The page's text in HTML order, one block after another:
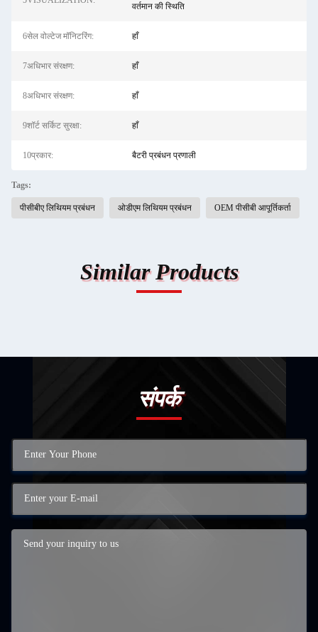
वर्तमान की स्थिति
6सेल वोल्टेज मॉनिटरिंग: हाँ
7अधिभार संरक्षण: हाँ
8अधिभार संरक्षण: हाँ
9शॉर्ट सर्किट सुरक्षा: हाँ
10प्रकार: बैटरी प्रबंधन प्रणाली
Tags:
पीसीबीए लिथियम प्रबंधन ओडीएम लिथियम प्रबंधन OEM पीसीबी आपूर्तिकर्ता
Similar Products
संपर्क